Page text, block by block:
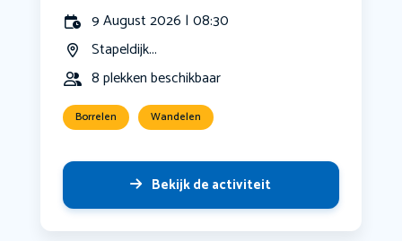
9 August 2026 | 08:30
Stapeldijk...
8 plekken beschikbaar
Borrelen Wandelen
Bekijk de activiteit